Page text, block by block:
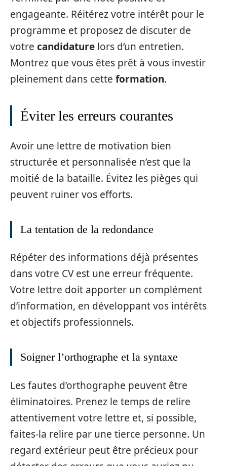
engageante. Réitérez votre intérêt pour le
programme et proposez de discuter de
votre candidature lors d’un entretien.
Montrez que vous êtes prêt à vous investir
pleinement dans cette formation.
Éviter les erreurs courantes
Avoir une lettre de motivation bien
structurée et personnalisée n’est que la
moitié de la bataille. Évitez les pièges qui
peuvent ruiner vos efforts.
La tentation de la redondance
Répéter des informations déjà présentes
dans votre CV est une erreur fréquente.
Votre lettre doit apporter un complément
d’information, en développant vos intérêts
et objectifs professionnels.
Soigner l’orthographe et la syntaxe
Les fautes d’orthographe peuvent être
éliminatoires. Prenez le temps de relire
attentivement votre lettre et, si possible,
faites-la relire par une tierce personne. Un
regard extérieur peut être précieux pour